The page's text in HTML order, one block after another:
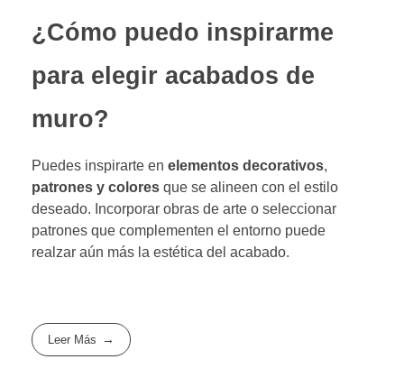
¿Cómo puedo inspirarme
para elegir acabados de
muro?
Puedes inspirarte en elementos decorativos,
patrones y colores que se alineen con el estilo
deseado. Incorporar obras de arte o seleccionar
patrones que complementen el entorno puede
realzar aún más la estética del acabado.
Leer Más